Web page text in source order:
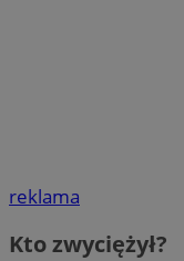
reklama
Kto zwyciężył?